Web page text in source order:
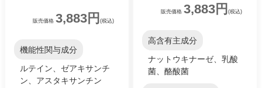
販売価格 3,883円 (税込)
機能性関与成分
ルテイン、ゼアキサンチ
ン、アスタキサンチン
販売価格3,883円(税込)
高含有主成分
ナットウキナーゼ、乳酸
菌、酪酸菌